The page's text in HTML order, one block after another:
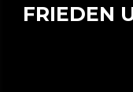
FRIEDEN UND RUHE AUCH IM